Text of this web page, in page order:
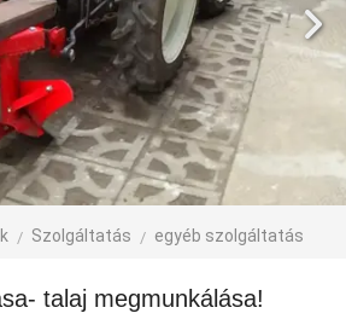
Szolgáltatás egyéb szolgáltatás
talaj megmunkálása!